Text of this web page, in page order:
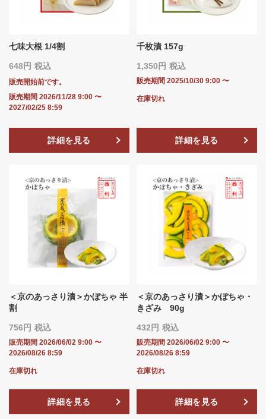
七味大根 1/4割
648 税込
販売開始前です。
販売期間 2026/11/28 9:00 〜
2027/02/25 8:59
詳細を見る
千枚漬 157g
1,350 税込
販売期間 2025/10/30 9:00 〜
在庫切れ
詳細を見る
＜京のあっさり漬＞かぼちゃ 半
割
756 税込
販売期間 2026/06/02 9:00 〜
2026/08/26 8:59
在庫切れ
詳細を見る
＜京のあっさり漬＞かぼちゃ・
きざみ 90g
432 税込
販売期間 2026/06/02 9:00 〜
2026/08/26 8:59
在庫切れ
詳細を見る